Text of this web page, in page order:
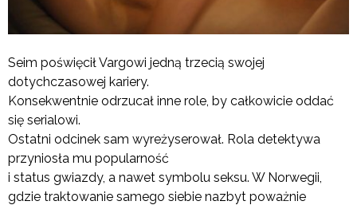
Seim poświęcił Vargowi jedną trzecią swojej
dotychczasowej kariery.
Konsekwentnie odrzucał inne role, by całkowicie oddać
się serialowi.
Ostatni odcinek sam wyreżyserował. Rola detektywa
przyniosła mu popularność
i status gwiazdy, a nawet symbolu seksu. W Norwegii,
gdzie traktowanie samego siebie nazbyt poważnie